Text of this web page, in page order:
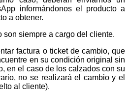
informándonos el producto a
a obtener.
son siempre a cargo del cliente.
factura o ticket de cambio, que
en su condición original sin
en el caso de los calzados con su
no se realizará el cambio y el
al cliente).